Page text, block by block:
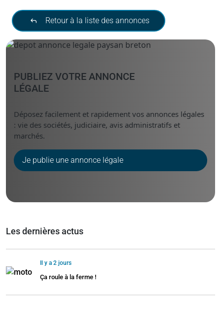
Retour à la liste des annonces
PUBLIEZ VOTRE ANNONCE
LÉGALE
Déposez facilement et rapidement vos annonces légales
: vie des sociétés, judiciaire, avis administratifs et
marchés.
Je publie une annonce légale
Les dernières actus
Il y a 2 jours
Ça roule à la ferme !